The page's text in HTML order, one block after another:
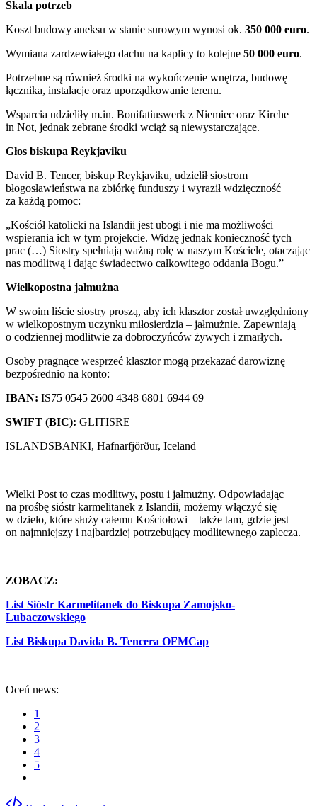
Skala potrzeb
Koszt budowy aneksu w stanie surowym wynosi ok. 350 000 euro.
Wymiana zardzewiałego dachu na kaplicy to kolejne 50 000 euro.
Potrzebne są również środki na wykończenie wnętrza, budowę
łącznika, instalacje oraz uporządkowanie terenu.
Wsparcia udzieliły m.in. Bonifatiuswerk z Niemiec oraz Kirche
in Not, jednak zebrane środki wciąż są niewystarczające.
Głos biskupa Reykjaviku
David B. Tencer, biskup Reykjaviku, udzielił siostrom
błogosławieństwa na zbiórkę funduszy i wyraził wdzięczność
za każdą pomoc:
„Kościół katolicki na Islandii jest ubogi i nie ma możliwości
wspierania ich w tym projekcie. Widzę jednak konieczność tych
prac (…) Siostry spełniają ważną rolę w naszym Kościele, otaczając
nas modlitwą i dając świadectwo całkowitego oddania Bogu.”
Wielkopostna jałmużna
W swoim liście siostry proszą, aby ich klasztor został uwzględniony
w wielkopostnym uczynku miłosierdzia – jałmużnie. Zapewniają
o codziennej modlitwie za dobroczyńców żywych i zmarłych.
Osoby pragnące wesprzeć klasztor mogą przekazać darowiznę
bezpośrednio na konto:
IBAN: IS75 0545 2600 4348 6801 6944 69
SWIFT (BIC): GLITISRE
ISLANDSBANKI, Hafnarfjörður, Iceland
Wielki Post to czas modlitwy, postu i jałmużny. Odpowiadając
na prośbę sióstr karmelitanek z Islandii, możemy włączyć się
w dzieło, które służy całemu Kościołowi – także tam, gdzie jest
on najmniejszy i najbardziej potrzebujący modlitewnego zaplecza.
ZOBACZ:
List Sióstr Karmelitanek do Biskupa Zamojsko-
Lubaczowskiego
List Biskupa Davida B. Tencera OFMCap
Oceń news:
1
2
3
4
5